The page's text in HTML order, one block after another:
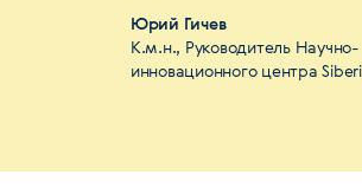
Юрий Гичев
К.м.н., Руководитель Научно-
инновационного центра